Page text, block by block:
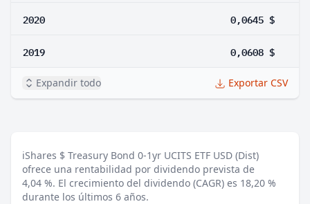
2020 0,0645 $
2019 0,0608 $
Expandir todo Exportar CSV
iShares $ Treasury Bond 0-1yr UCITS ETF USD (Dist)
ofrece una rentabilidad por dividendo prevista de
4,04 %. El crecimiento del dividendo (CAGR) es 18,20 %
durante los últimos 6 años.